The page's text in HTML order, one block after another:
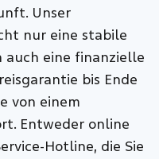
Unser
nur eine stabile
auch eine finanzielle
bis Ende
von einem
Entweder online
Hotline, die Sie